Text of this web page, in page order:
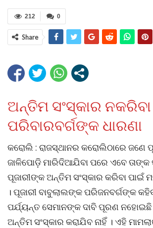
0
212
Share
ଅନ୍ତିମ ସଂସ୍କାର
ପରିବାରବର୍ଗଙ୍କ ଧାରଣା
କରୋଲି : ରାଜସ୍ଥାନର କରୋଲିଠାରେ ଜଣେ
ଜାଳିପୋଡ଼ି ମାରିଦିଆଯିବା ପରେ ଏବେ ତାଙ୍କ
ପୂଜାରୀଙ୍କ ଅନ୍ତିମ ସଂସ୍କାର କରିବା ପାଇଁ
। ପୂଜାରୀ ବାବୁଲାଲଙ୍କ ପରିଜନବର୍ଗଙ୍କ
ପର୍ଯ୍ୟନ୍ତ ସେମାନଙ୍କ ଦାବି ପୂରଣ ନହୋଇଛି
ଅନ୍ତିମ ସଂସ୍କାର କରାଯିବ ନାହିଁ । ଏହି